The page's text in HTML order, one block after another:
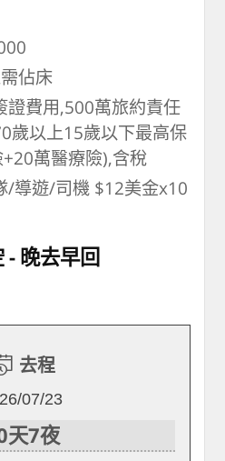
佔床
證費用,500萬旅約責任
歲以上15歲以下最高保
萬醫療險),含稅
/導遊/司機 $12美金x10
晚去早回
去程
07/23
天7夜